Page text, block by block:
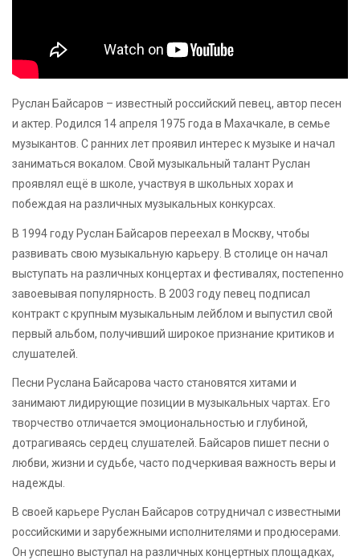
Руслан Байсаров – известный российский певец, автор песен
и актер. Родился 14 апреля 1975 года в Махачкале, в семье
музыкантов. С ранних лет проявил интерес к музыке и начал
заниматься вокалом. Свой музыкальный талант Руслан
проявлял ещё в школе, участвуя в школьных хорах и
побеждая на различных музыкальных конкурсах.
В 1994 году Руслан Байсаров переехал в Москву, чтобы
развивать свою музыкальную карьеру. В столице он начал
выступать на различных концертах и фестивалях, постепенно
завоевывая популярность. В 2003 году певец подписал
контракт с крупным музыкальным лейблом и выпустил свой
первый альбом, получивший широкое признание критиков и
слушателей.
Песни Руслана Байсарова часто становятся хитами и
занимают лидирующие позиции в музыкальных чартах. Его
творчество отличается эмоциональностью и глубиной,
дотрагиваясь сердец слушателей. Байсаров пишет песни о
любви, жизни и судьбе, часто подчеркивая важность веры и
надежды.
В своей карьере Руслан Байсаров сотрудничал с известными
российскими и зарубежными исполнителями и продюсерами.
Он успешно выступал на различных концертных площадках,